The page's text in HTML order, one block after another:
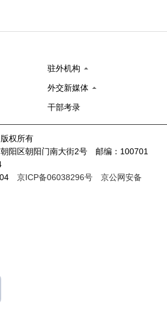
驻外机构
外交新媒体
干部考录
权所有
阳区朝阳门南大街2号 邮编：100701
京ICP备06038296号
京公网安备